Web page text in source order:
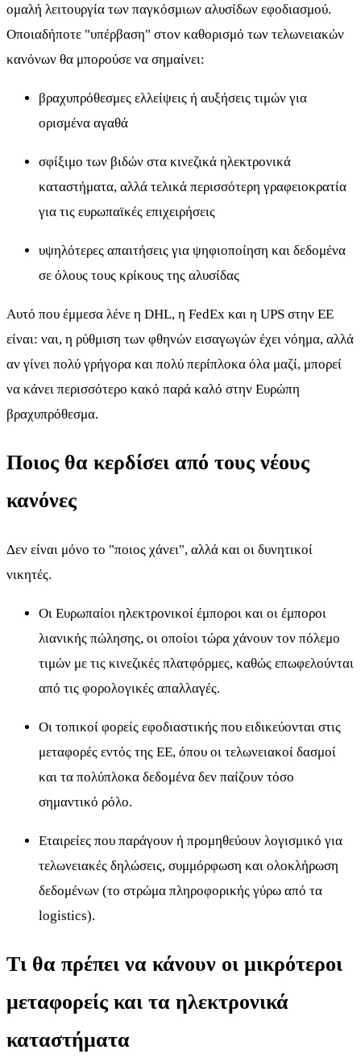
ομαλή λειτουργία των παγκόσμιων αλυσίδων εφοδιασμού.
Οποιαδήποτε "υπέρβαση" στον καθορισμό των τελωνειακών
κανόνων θα μπορούσε να σημαίνει:
βραχυπρόθεσμες ελλείψεις ή αυξήσεις τιμών για
ορισμένα αγαθά
σφίξιμο των βιδών στα κινεζικά ηλεκτρονικά
καταστήματα, αλλά τελικά περισσότερη γραφειοκρατία
για τις ευρωπαϊκές επιχειρήσεις
υψηλότερες απαιτήσεις για ψηφιοποίηση και δεδομένα
σε όλους τους κρίκους της αλυσίδας
Αυτό που έμμεσα λένε η DHL, η FedEx και η UPS στην ΕΕ
είναι: ναι, η ρύθμιση των φθηνών εισαγωγών έχει νόημα, αλλά
αν γίνει πολύ γρήγορα και πολύ περίπλοκα όλα μαζί, μπορεί
να κάνει περισσότερο κακό παρά καλό στην Ευρώπη
βραχυπρόθεσμα.
Ποιος θα κερδίσει από τους νέους
κανόνες
Δεν είναι μόνο το "ποιος χάνει", αλλά και οι δυνητικοί
νικητές.
Οι Ευρωπαίοι ηλεκτρονικοί έμποροι και οι έμποροι
λιανικής πώλησης, οι οποίοι τώρα χάνουν τον πόλεμο
τιμών με τις κινεζικές πλατφόρμες, καθώς επωφελούνται
από τις φορολογικές απαλλαγές.
Οι τοπικοί φορείς εφοδιαστικής που ειδικεύονται στις
μεταφορές εντός της ΕΕ, όπου οι τελωνειακοί δασμοί
και τα πολύπλοκα δεδομένα δεν παίζουν τόσο
σημαντικό ρόλο.
Εταιρείες που παράγουν ή προμηθεύουν λογισμικό για
τελωνειακές δηλώσεις, συμμόρφωση και ολοκλήρωση
δεδομένων (το στρώμα πληροφορικής γύρω από τα
logistics).
Τι θα πρέπει να κάνουν οι μικρότεροι
μεταφορείς και τα ηλεκτρονικά
καταστήματα